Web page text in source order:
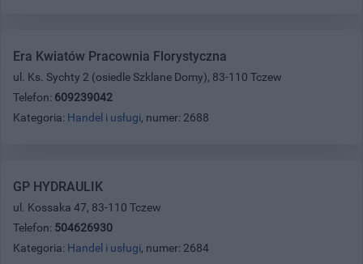
Era Kwiatów Pracownia Florystyczna
ul. Ks. Sychty 2 (osiedle Szklane Domy), 83-110 Tczew
Telefon: 609239042
Kategoria: Handel i usługi, numer: 2688
GP HYDRAULIK
ul. Kossaka 47, 83-110 Tczew
Telefon: 504626930
Kategoria: Handel i usługi, numer: 2684